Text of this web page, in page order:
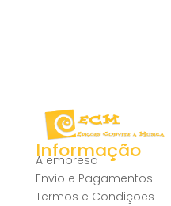
Informação
A empresa
Envio e Pagamentos
Termos e Condições